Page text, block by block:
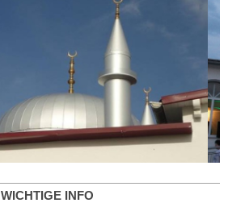
WICHTIGE INFO